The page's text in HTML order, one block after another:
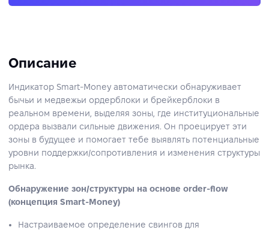
Описание
Индикатор Smart‑Money автоматически обнаруживает
бычьи и медвежьи ордерблоки и брейкерблоки в
реальном времени, выделяя зоны, где институциональные
ордера вызвали сильные движения. Он проецирует эти
зоны в будущее и помогает тебе выявлять потенциальные
уровни поддержки/сопротивления и изменения структуры
рынка.
Обнаружение зон/структуры на основе order‑flow
(концепция Smart‑Money)
Настраиваемое определение свингов для